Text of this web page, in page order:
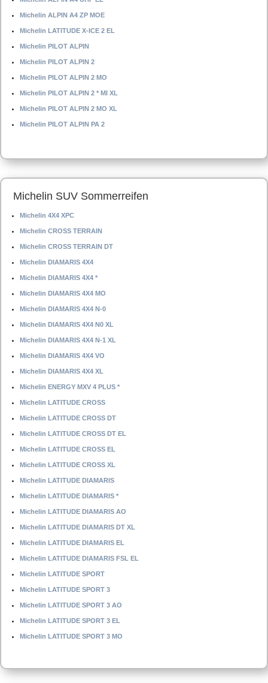
Michelin ALPIN A4 ZP MOE
Michelin LATITUDE X-ICE 2 EL
Michelin PILOT ALPIN
Michelin PILOT ALPIN 2
Michelin PILOT ALPIN 2 MO
Michelin PILOT ALPIN 2 * MI XL
Michelin PILOT ALPIN 2 MO XL
Michelin PILOT ALPIN PA 2
Michelin SUV Sommerreifen
Michelin 4X4 XPC
Michelin CROSS TERRAIN
Michelin CROSS TERRAIN DT
Michelin DIAMARIS 4X4
Michelin DIAMARIS 4X4 *
Michelin DIAMARIS 4X4 MO
Michelin DIAMARIS 4X4 N-0
Michelin DIAMARIS 4X4 N0 XL
Michelin DIAMARIS 4X4 N-1 XL
Michelin DIAMARIS 4X4 VO
Michelin DIAMARIS 4X4 XL
Michelin ENERGY MXV 4 PLUS *
Michelin LATITUDE CROSS
Michelin LATITUDE CROSS DT
Michelin LATITUDE CROSS DT EL
Michelin LATITUDE CROSS EL
Michelin LATITUDE CROSS XL
Michelin LATITUDE DIAMARIS
Michelin LATITUDE DIAMARIS *
Michelin LATITUDE DIAMARIS AO
Michelin LATITUDE DIAMARIS DT XL
Michelin LATITUDE DIAMARIS EL
Michelin LATITUDE DIAMARIS FSL EL
Michelin LATITUDE SPORT
Michelin LATITUDE SPORT 3
Michelin LATITUDE SPORT 3 AO
Michelin LATITUDE SPORT 3 EL
Michelin LATITUDE SPORT 3 MO